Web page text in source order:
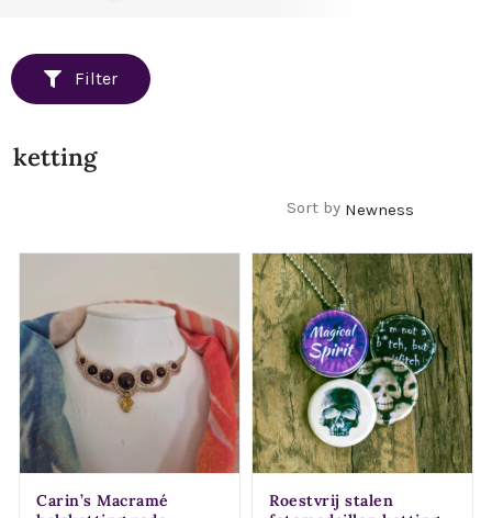
Filter
ketting
Sort by
Carin’s Macramé
Roestvrij stalen